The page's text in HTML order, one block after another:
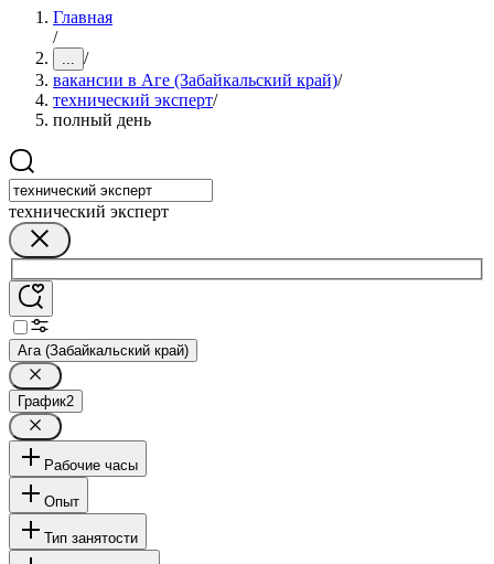
Главная
/
... /
вакансии в Аге (Забайкальский край)/
технический эксперт/
полный день
технический эксперт
Ага (Забайкальский край)
График2
Рабочие часы
Опыт
Тип занятости